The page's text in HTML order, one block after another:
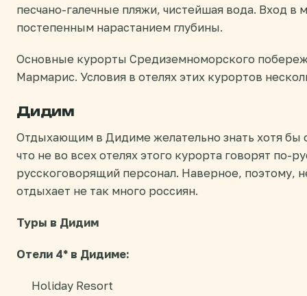
песчано-галечные пляжи, чистейшая вода. Вход в
постепенным нарастанием глубины.
Основные курорты Средиземноморского
Мармарис. Условия в отелях этих курортов
Дидим
Отдыхающим в Дидиме желательно знать хотя бы
что не во всех отелях этого курорта говорят по-
русскоговорящий персонал. Наверное, поэтому,
отдыхает не так много россиян.
Туры в Дидим
Отели 4* в Дидиме:
Holiday Resort